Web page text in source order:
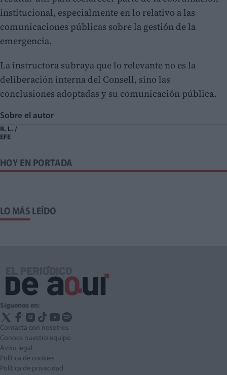
institucional, especialmente en lo relativo a las
comunicaciones públicas sobre la gestión de la
emergencia.
La instructora subraya que lo relevante no es la
deliberación interna del Consell, sino las
conclusiones adoptadas y su comunicación pública.
Sobre el autor
R. L. /
EFE
HOY EN PORTADA
LO MÁS LEÍDO
Síguenos en:
Contacta con nosotros
Conoce nuestro equipo
Aviso legal
Política de cookies
Política de privacidad